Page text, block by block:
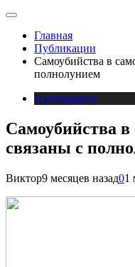
Главная
Публикации
Самоубийства в
полнолунием
Публикации
Самоубийства в
связаны с
Виктор9 месяцев назад01